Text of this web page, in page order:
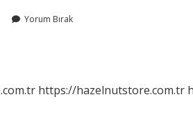
Yorum Bırak
https://hazelnutstore.com.tr